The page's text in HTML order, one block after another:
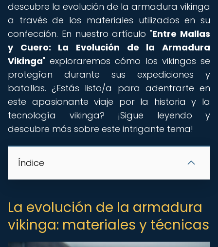
descubre la evolución de la armadura vikinga
a través de los materiales utilizados en su
confección. En nuestro artículo "Entre Mallas
y Cuero: La Evolución de la Armadura
Vikinga" exploraremos cómo los vikingos se
protegían durante sus expediciones y
batallas. ¿Estás listo/a para adentrarte en
este apasionante viaje por la historia y la
tecnología vikinga? ¡Sigue leyendo y
descubre más sobre este intrigante tema!
Índice
La evolución de la armadura
vikinga: materiales y técnicas